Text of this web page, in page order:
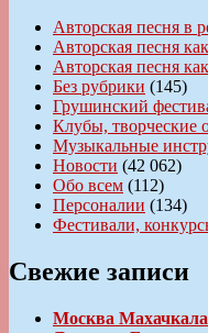
Авторская песня в
Авторская песня
Авторская песня
Без рубрики (145)
Грушинский
Клубы, творческие
Музыкальные
Новости (42 062)
Обо всем (112)
Персоналии (134)
Фестивали,
Свежие записи
Москва